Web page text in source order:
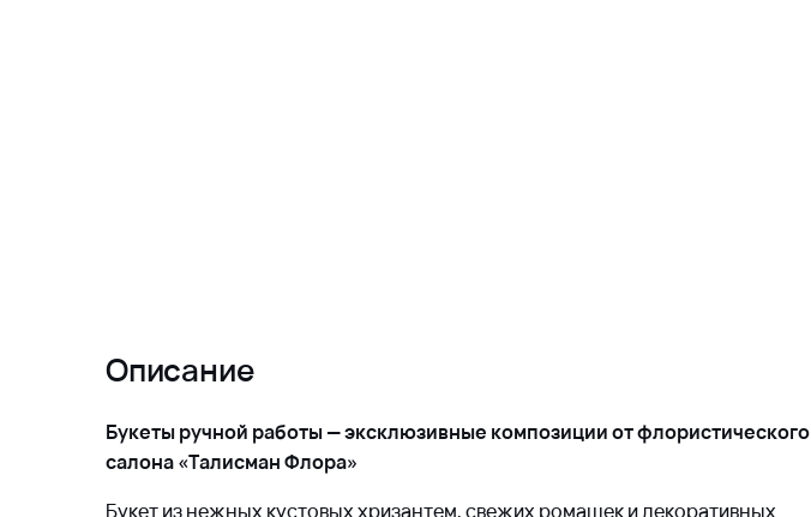
Описание
Букеты ручной работы — эксклюзивные композиции от флористического
салона «Талисман Флора»
Букет из нежных кустовых хризантем, свежих ромашек и декоративных